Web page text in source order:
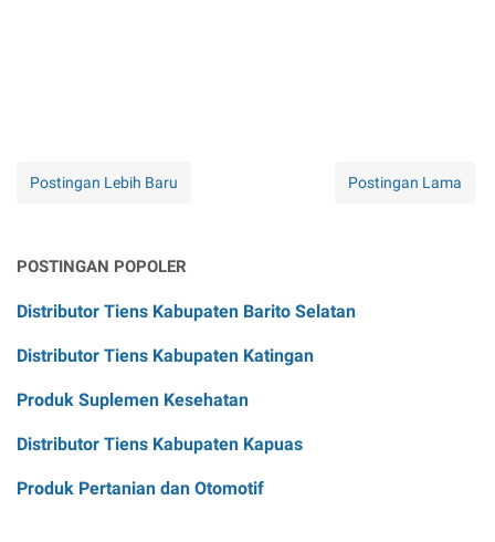
Postingan Lebih Baru Postingan Lama
POSTINGAN POPOLER
Distributor Tiens Kabupaten Barito Selatan
Distributor Tiens Kabupaten Katingan
Produk Suplemen Kesehatan
Distributor Tiens Kabupaten Kapuas
Produk Pertanian dan Otomotif